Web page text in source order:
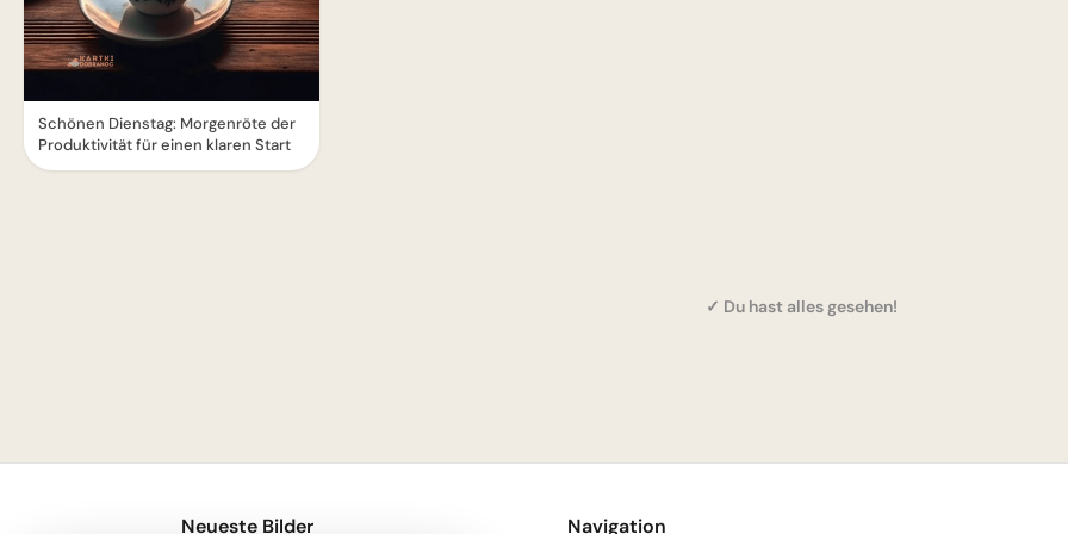
Schönen Dienstag: Morgenröte der
Produktivität für einen klaren Start
✓ Du hast alles gesehen!
Neueste Bilder Navigation